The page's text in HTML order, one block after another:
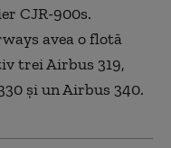
CJR-900s.
avea o flotă
trei Airbus 319,
şi un Airbus 340.